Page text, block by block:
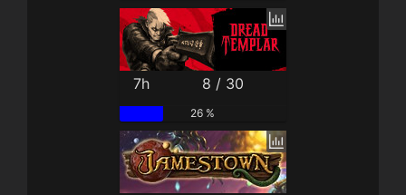
7h 8 / 30
26 %